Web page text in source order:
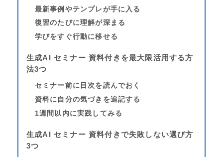
最新事例やテンプレが手に入る
復習のたびに理解が深まる
学びをすぐ行動に移せる
生成AI セミナー 資料付きを最大限活用する方
法3つ
セミナー前に目次を読んでおく
資料に自分の気づきを追記する
1週間以内に実践してみる
生成AI セミナー 資料付きで失敗しない選び方
3つ